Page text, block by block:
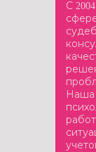
С
Наша